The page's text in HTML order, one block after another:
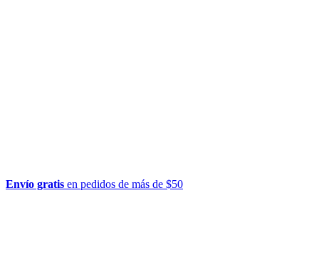
Envío gratis en pedidos de más de $50